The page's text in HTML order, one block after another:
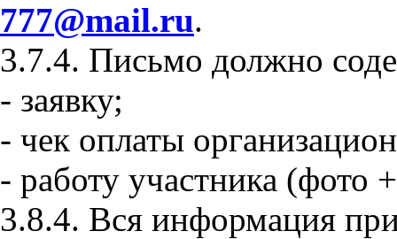
777@mail.ru.
3.7.4. Письмо должно
- заявку;
- чек оплаты
- работу участника (фото
3.8.4. Вся информация